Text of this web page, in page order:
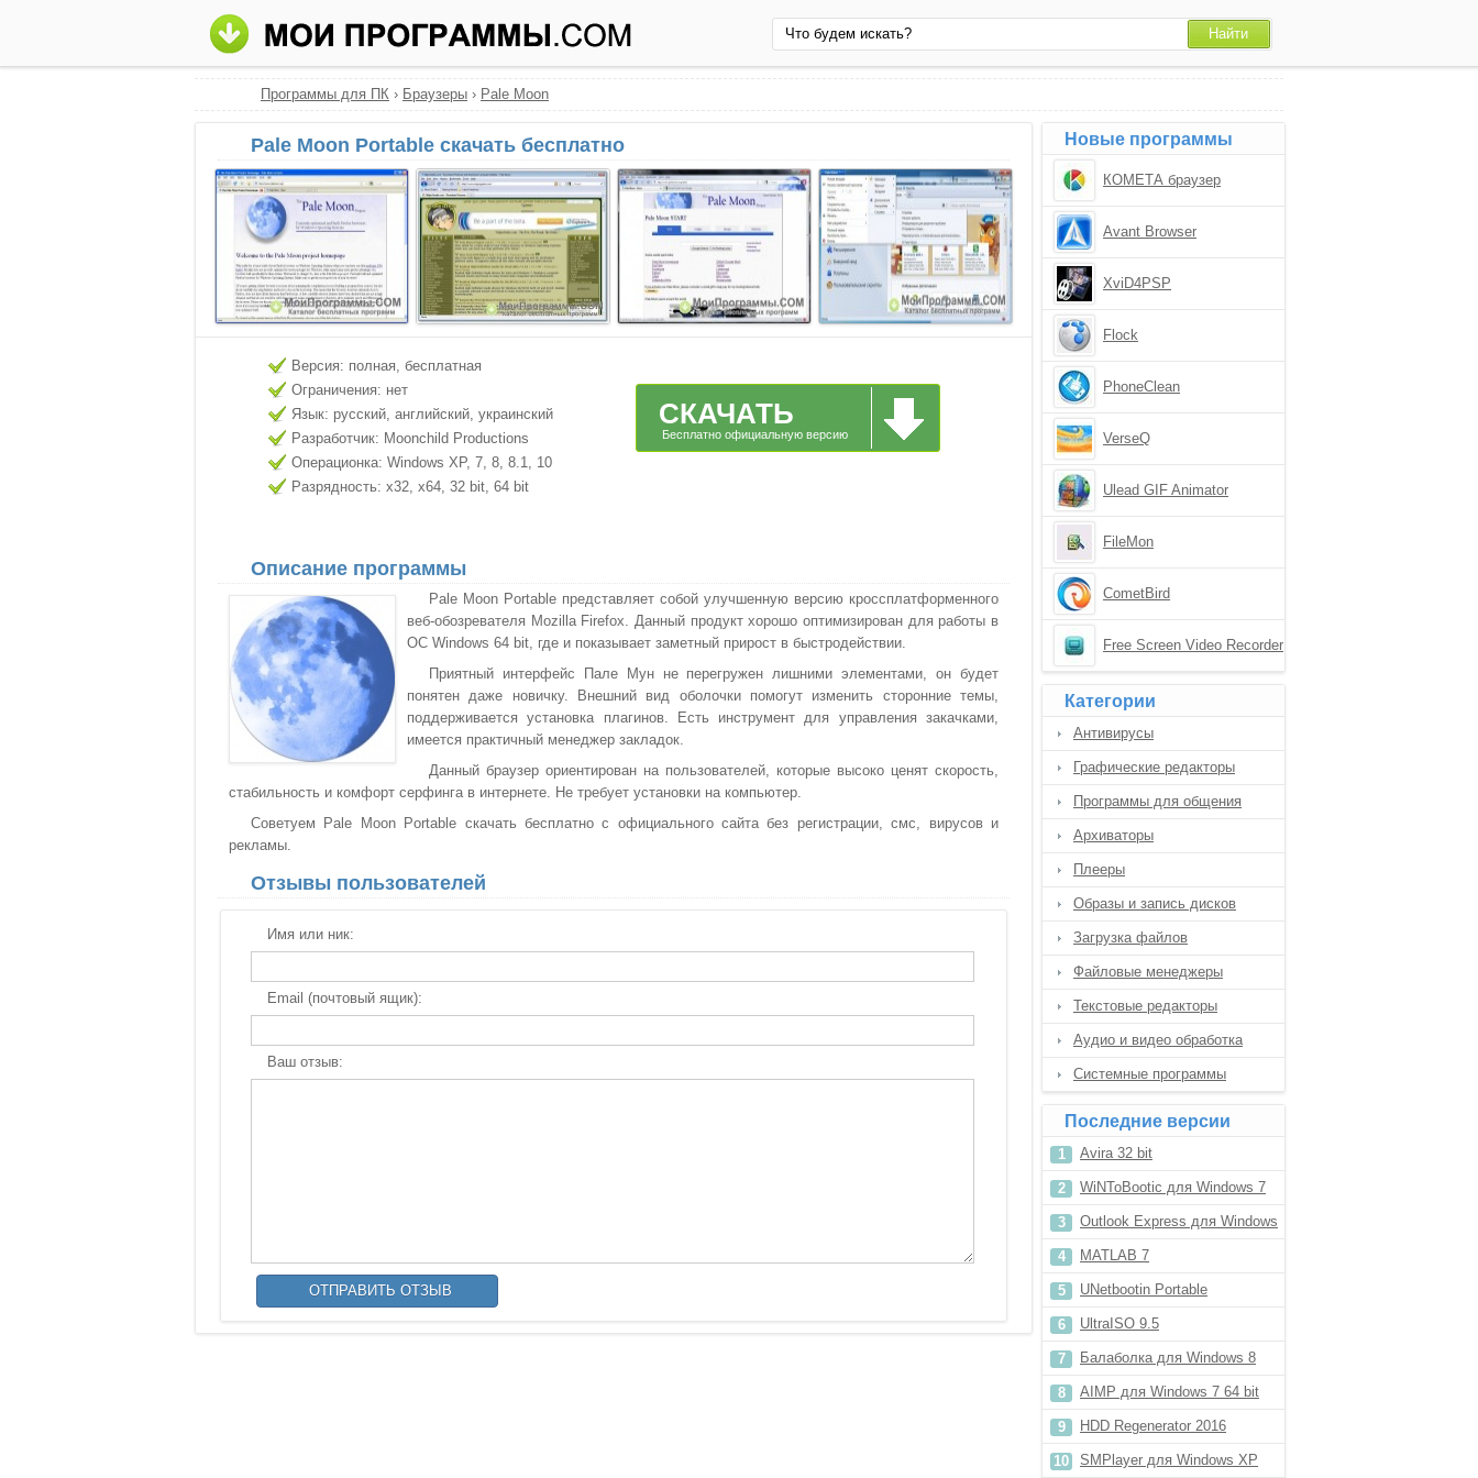
Программы для ПК › Браузеры › Pale Moon
Pale Moon Portable скачать бесплатно
Версия: полная, бесплатная
Ограничения: нет
Язык: русский, английский, украинский
Разработчик: Moonchild Productions
Операционка: Windows XP, 7, 8, 8.1, 10
Разрядность: x32, x64, 32 bit, 64 bit
СКАЧАТЬ
Бесплатно официальную версию
Описание программы
Pale Moon Portable представляет собой улучшенную версию кроссплатформенного
веб-обозревателя Mozilla Firefox. Данный продукт хорошо оптимизирован для работы в
ОС Windows 64 bit, где и показывает заметный прирост в быстродействии.
Приятный интерфейс Пале Мун не перегружен лишними элементами, он будет
понятен даже новичку. Внешний вид оболочки помогут изменить сторонние темы,
поддерживается установка плагинов. Есть инструмент для управления закачками,
имеется практичный менеджер закладок.
Данный браузер ориентирован на пользователей, которые высоко ценят скорость,
стабильность и комфорт серфинга в интернете. Не требует установки на компьютер.
Советуем Pale Moon Portable скачать бесплатно с официального сайта без регистрации, смс, вирусов и
рекламы.
Отзывы пользователей
Имя или ник:
Email (почтовый ящик):
Ваш отзыв:
Новые программы
КОМЕТА браузер
Avant Browser
XviD4PSP
Flock
PhoneClean
VerseQ
Ulead GIF Animator
FileMon
CometBird
Free Screen Video Recorder
Категории
Антивирусы
Графические редакторы
Программы для общения
Архиваторы
Плееры
Образы и запись дисков
Загрузка файлов
Файловые менеджеры
Текстовые редакторы
Аудио и видео обработка
Системные программы
Последние версии
Avira 32 bit
WiNToBootic для Windows 7
Outlook Express для Windows
8MATLAB 7
UNetbootin Portable
UltraISO 9.5
Балаболка для Windows 8
AIMP для Windows 7 64 bit
HDD Regenerator 2016
SMPlayer для Windows XP